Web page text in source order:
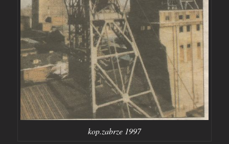
kop.zabrze 1997